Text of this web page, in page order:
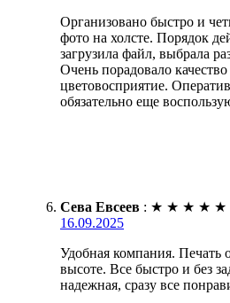
Организовано быстро и
фото на холсте. Порядок
загрузила файл, выбрала
Очень порадовало
цветовосприятие.
обязательно еще
Сева Евсеев : ★ ★ ★ ★ ★
16.09.2025
Удобная компания. Печать
высоте. Все быстро и без
надежная, сразу все